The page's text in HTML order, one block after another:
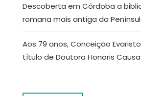
Descoberta em Córdoba a
romana mais antiga da
Aos 79 anos, Conceição
título de Doutora Honoris Causa